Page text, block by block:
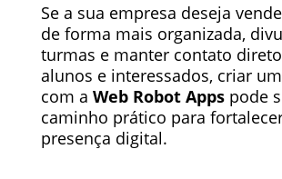
Se a sua empresa deseja
de forma mais organizada,
turmas e manter contato
alunos e interessados, criar
com a Web Robot Appspode
caminho prático para
presença digital.